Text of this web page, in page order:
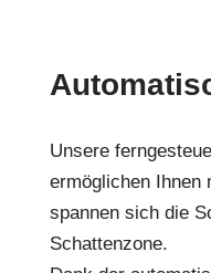
Unsere
ermöglichen Ihnen
spannen sich die
Schattenzone.